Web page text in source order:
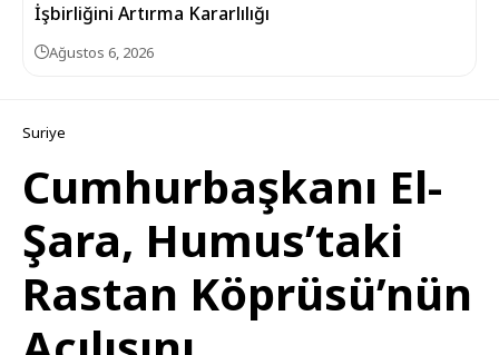
İşbirliğini Artırma Kararlılığı
Ağustos 6, 2026
Suriye
Cumhurbaşkanı El-
Şara, Humus’taki
Rastan Köprüsü’nün